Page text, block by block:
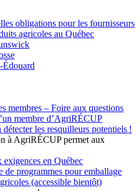
obligations pour les fournisseurs
agricoles au Québec
Édouard
membres – Foire aux questions
membre d’AgriRÉCUP
les resquilleurs potentiels !
à AgriRÉCUP permet aux
exigences en Québec
de programmes pour emballage
(accessible bientôt)